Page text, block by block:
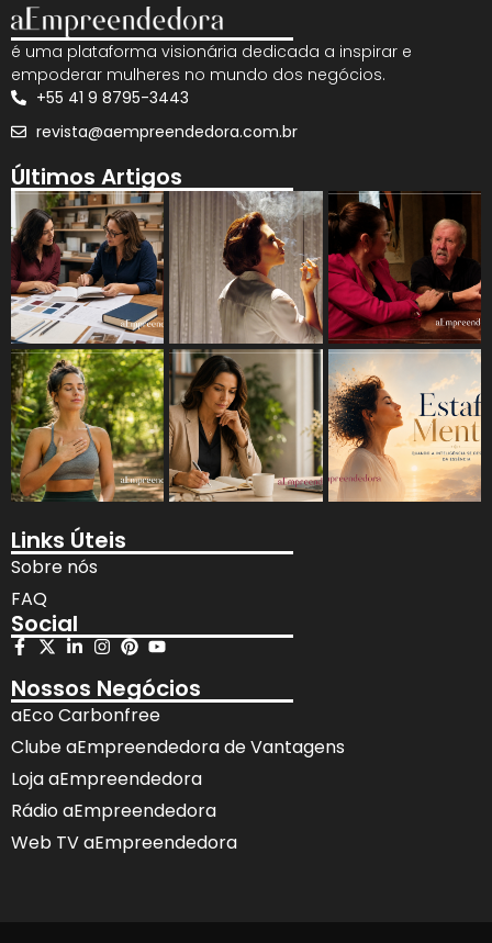
é uma plataforma visionária dedicada a inspirar e
empoderar mulheres no mundo dos negócios.
+55 41 9 8795-3443
revista@aempreendedora.com.br
Últimos Artigos
Links Úteis
Sobre nós
FAQ
Social
Nossos Negócios
aEco Carbonfree
Clube aEmpreendedora de Vantagens
Loja aEmpreendedora
Rádio aEmpreendedora
Web TV aEmpreendedora